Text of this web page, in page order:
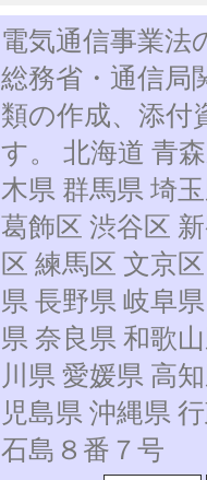
電気通信事業法
総務省・通信局
類の作成、添付
す。 北海道 青
木県 群馬県 埼
葛飾区 渋谷区
区 練馬区 文京
県 長野県 岐阜
県 奈良県 和歌
川県 愛媛県 高
児島県 沖縄県
石島８番７号